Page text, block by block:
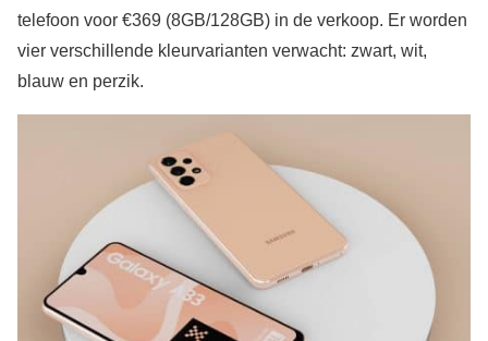
telefoon voor €369 (8GB/128GB) in de verkoop. Er worden
vier verschillende kleurvarianten verwacht: zwart, wit,
blauw en perzik.